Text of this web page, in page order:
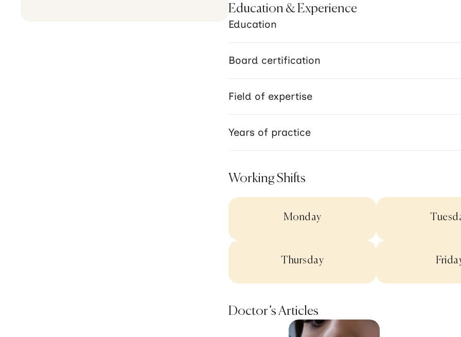
Education & Experience
Education
Board certification
Field of expertise
Years of practice
Working Shifts
Monday
Thursday
Doctor’s Articles